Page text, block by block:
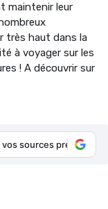
maintenir leur
très haut dans la
à voyager sur les
! A découvrir sur
sources préférées